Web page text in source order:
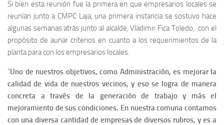
Si bien esta reunión fue la primera en que empresarios locales se
reunían junto a CMPC Laja, una primera instancia se sostuvo hace
algunas semanas atrás junto al alcalde, Vladimir Fica Toledo, con el
propósito de aunar criterios en cuanto a los requerimientos de la
planta para con los empresarios locales.
“Uno de nuestros objetivos, como Administración, es mejorar la
calidad de vida de nuestros vecinos, y eso se logra de manera
concreta a través de la generación de trabajo y más el
mejoramiento de sus condiciones. En nuestra comuna contamos
con una diversa cantidad de empresas de diversos rubros, y es a